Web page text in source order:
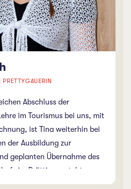
PRETTYGAUERIN
Abschluss der
im Tourismus bei uns, mit
ist Tina weiterhin bei
der Ausbildung zur
geplanten Übernahme des
im Prättigau, steht uns
zur Seite. Als angehende